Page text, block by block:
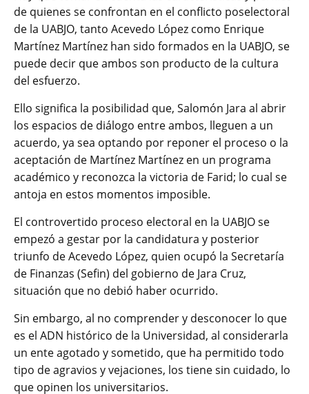
de quienes se confrontan en el conflicto poselectoral
de la UABJO, tanto Acevedo López como Enrique
Martínez Martínez han sido formados en la UABJO, se
puede decir que ambos son producto de la cultura
del esfuerzo.
Ello significa la posibilidad que, Salomón Jara al abrir
los espacios de diálogo entre ambos, lleguen a un
acuerdo, ya sea optando por reponer el proceso o la
aceptación de Martínez Martínez en un programa
académico y reconozca la victoria de Farid; lo cual se
antoja en estos momentos imposible.
El controvertido proceso electoral en la UABJO se
empezó a gestar por la candidatura y posterior
triunfo de Acevedo López, quien ocupó la Secretaría
de Finanzas (Sefin) del gobierno de Jara Cruz,
situación que no debió haber ocurrido.
Sin embargo, al no comprender y desconocer lo que
es el ADN histórico de la Universidad, al considerarla
un ente agotado y sometido, que ha permitido todo
tipo de agravios y vejaciones, los tiene sin cuidado, lo
que opinen los universitarios.